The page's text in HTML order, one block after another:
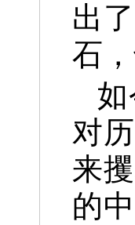
出
石
对
来
的